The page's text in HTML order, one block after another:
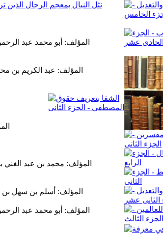
نثل النبال بمعجم الرجال
المؤلف: أبو محمد عبد
المؤلف: عبد الكريم بن
المؤلف: محمد بن عبد الغني
المؤلف: أسلم بن سهل بن
المؤلف: أبو محمد عبد